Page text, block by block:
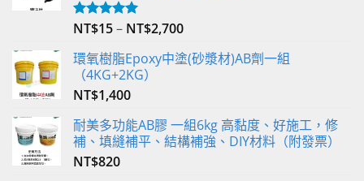
評分5.00
NT$15– NT$2,700
環氧樹脂Epoxy中塗(砂漿材)AB劑一組
（4KG+2KG）
NT$1,400
耐美多功能AB膠 一組6kg 高黏度、好施工，修
補、填縫補平、結構補強、DIY材料（附發票）
NT$820